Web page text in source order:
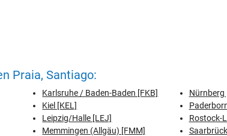
Praia, Santiago:
Karlsruhe / Baden-Baden [FKB]
Kiel [KEL]
Leipzig/Halle [LEJ]
Memmingen (Allgäu) [FMM]
Nürnberg
Rostock-